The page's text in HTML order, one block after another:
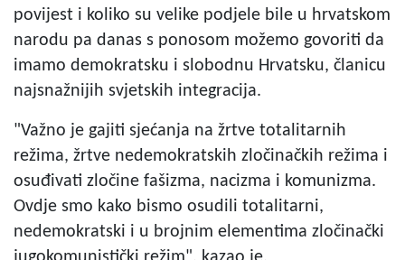
povijest i koliko su velike podjele bile u hrvatskom
narodu pa danas s ponosom možemo govoriti da
imamo demokratsku i slobodnu Hrvatsku, članicu
najsnažnijih svjetskih integracija.
"Važno je gajiti sjećanja na žrtve totalitarnih
režima, žrtve nedemokratskih zločinačkih režima i
osuđivati zločine fašizma, nacizma i komunizma.
Ovdje smo kako bismo osudili totalitarni,
nedemokratski i u brojnim elementima zločinački